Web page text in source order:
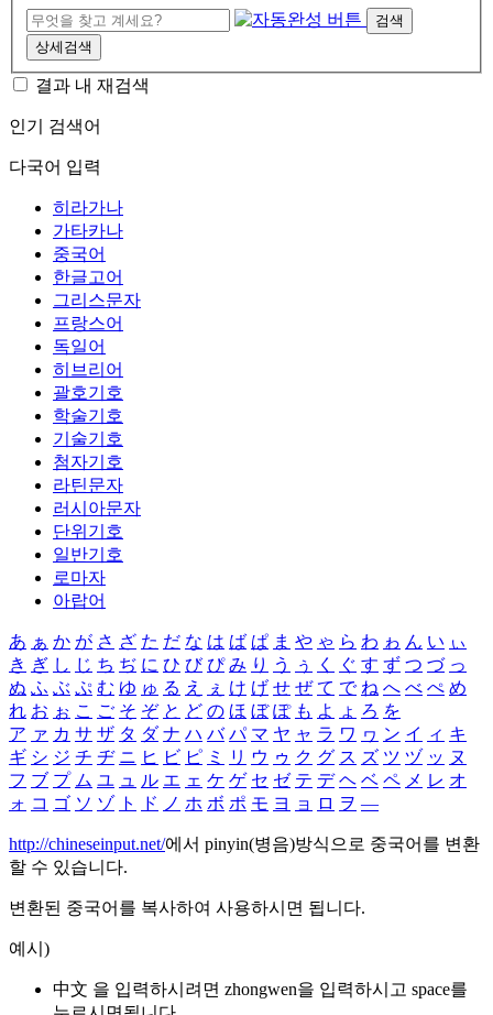
검색
상세검색
결과 내 재검색
인기 검색어
다국어 입력
히라가나
가타카나
중국어
한글고어
그리스문자
프랑스어
독일어
히브리어
괄호기호
학술기호
기술기호
첨자기호
라틴문자
러시아문자
단위기호
일반기호
로마자
아랍어
あ ぁ か が さ ざ た だ な は ば ぱ ま や ゃ ら わ ゎ ん い ぃ
き ぎ し じ ち ぢ に ひ び ぴ み り う ぅ く ぐ す ず つ づ っ
ぬ ふ ぶ ぷ む ゆ ゅ る え ぇ け げ せ ぜ て で ね へ べ ぺ め
れ お ぉ こ ご そ ぞ と ど の ほ ぼ ぽ も よ ょ ろ を
ア ァ カ サ ザ タ ダ ナ ハ バ パ マ ヤ ャ ラ ワ ヮ ン イ ィ キ
ギ シ ジ チ ヂ ニ ヒ ビ ピ ミ リ ウ ゥ ク グ ス ズ ツ ヅ ッ ヌ
フ ブ プ ム ユ ュ ル エ ェ ケ ゲ セ ゼ テ デ ヘ ベ ペ メ レ オ
ォ コ ゴ ソ ゾ ト ド ノ ホ ボ ポ モ ヨ ョ ロ ヲ ―
http://chineseinput.net/에서 pinyin(병음)방식으로 중국어를 변환
할 수 있습니다.
변환된 중국어를 복사하여 사용하시면 됩니다.
예시)
中文 을 입력하시려면 zhongwen을 입력하시고 space를